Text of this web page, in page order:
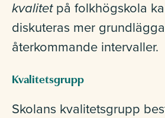
kvalitetpå folkhögskola
diskuteras mer
återkommande intervaller.
Kvalitetsgrupp
Skolans kvalitetsgrupp